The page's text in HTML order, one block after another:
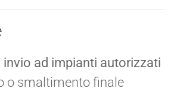
invio ad impianti autorizzati
o smaltimento finale